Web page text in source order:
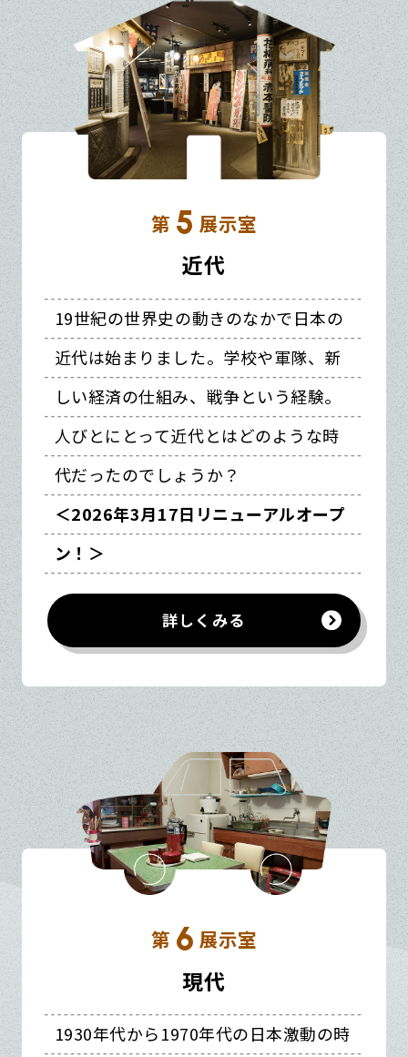
第 5 展示室
近代
19世紀の世界史の動きのなかで日本の
近代は始まりました。学校や軍隊、新
しい経済の仕組み、戦争という経験。
人びとにとって近代とはどのような時
代だったのでしょうか？
＜2026年3月17日リニューアルオープ
ン！＞
詳しくみる
第 6 展示室
現代
1930年代から1970年代の日本激動の時